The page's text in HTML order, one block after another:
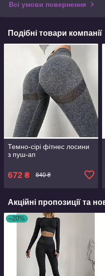
Всі умови повернення
Подібні товари компанії
Темно-сірі фітнес лосини
з пуш-ап
672 ₴ 840 ₴
Акційні пропозиції та
–20%